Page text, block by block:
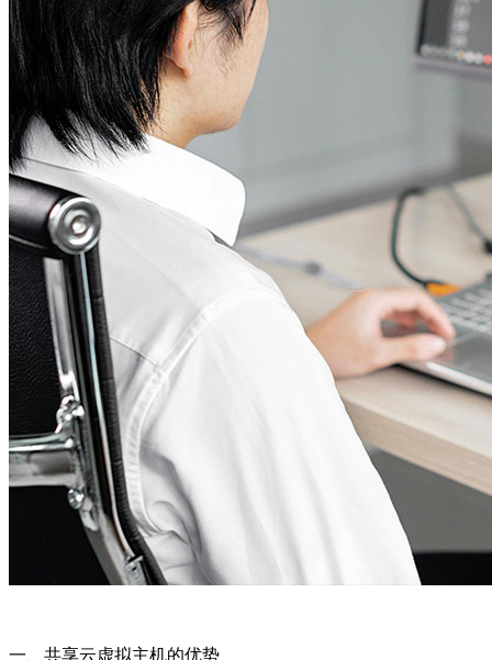
一、共享云虚拟主机的优势